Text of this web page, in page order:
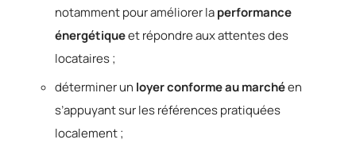
notamment pour améliorer laperformance
énergétiqueet répondre aux attentes des
locataires ;
déterminer un loyer conforme au marchéen
s’appuyant sur les références pratiquées
localement ;